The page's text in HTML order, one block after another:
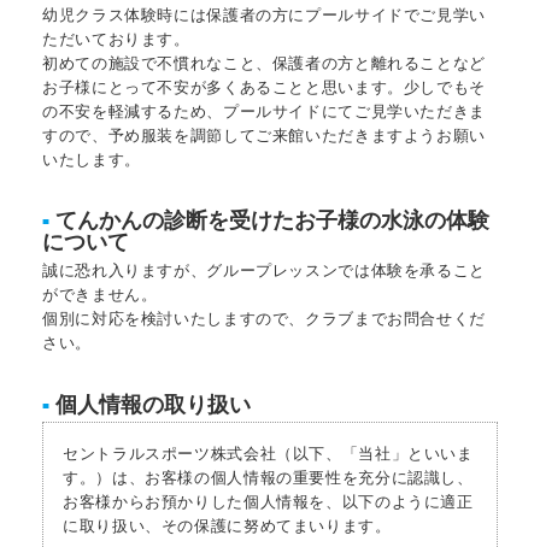
幼児クラス体験時には保護者の方にプールサイドでご見学い
ただいております。
初めての施設で不慣れなこと、保護者の方と離れることなど
お子様にとって不安が多くあることと思います。少しでもそ
の不安を軽減するため、プールサイドにてご見学いただきま
すので、予め服装を調節してご来館いただきますようお願い
いたします。
■ てんかんの診断を受けたお子様の水泳の体験
について
誠に恐れ入りますが、グループレッスンでは体験を承ること
ができません。
個別に対応を検討いたしますので、クラブまでお問合せくだ
さい。
■ 個人情報の取り扱い
セントラルスポーツ株式会社（以下、「当社」といいま
す。）は、お客様の個人情報の重要性を充分に認識し、
お客様からお預かりした個人情報を、以下のように適正
に取り扱い、その保護に努めてまいります。